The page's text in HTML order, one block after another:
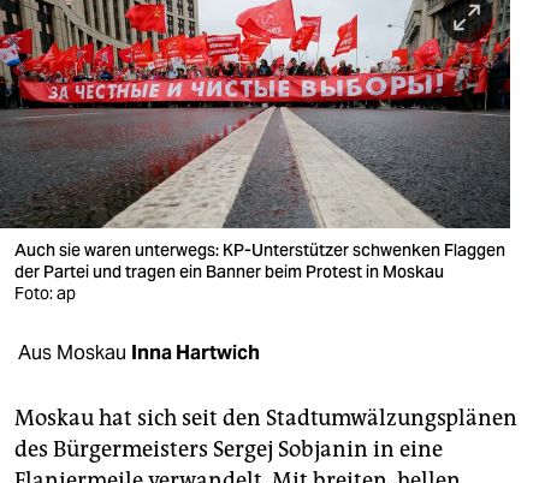
berlin
nord
wahrheit
verlag
verlag
veranstaltungen
unterstützen
abo
Auch sie waren unterwegs: KP-Unterstützer schwenken Flaggen
der Partei und tragen ein Banner beim Protest in Moskau
Foto: ap
Aus Moskau Inna Hartwich
Moskau hat sich seit den Stadtumwälzungsplänen
des Bürgermeisters Sergej Sobjanin in eine